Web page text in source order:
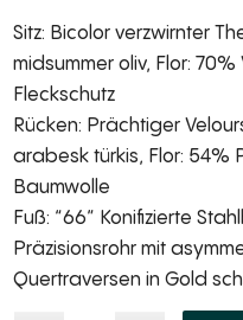
Sitz: Bicolor verzwirnter
midsummer oliv, Flor:
Fleckschutz
Rücken: Prächtiger
arabesk türkis, Flor: 54%
Baumwolle
Fuß: “66” Konifizierte
Präzisionsrohr mit
Quertraversen in Gold